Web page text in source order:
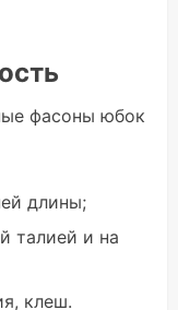
фасоны юбок
длины;
талией и на
клеш.